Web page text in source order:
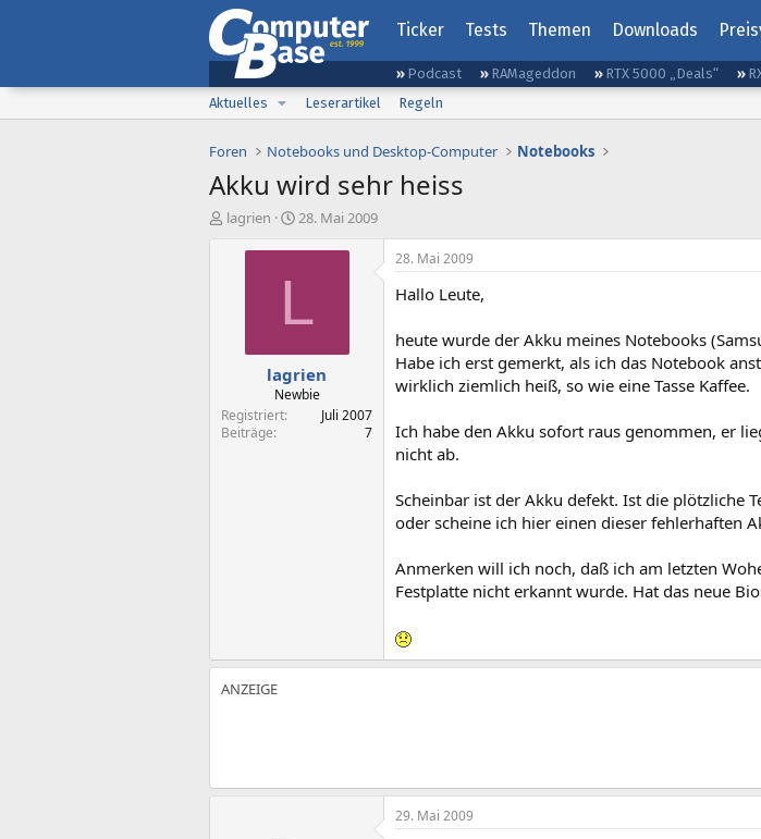
Ticker Tests Themen Downloads
Podcast RAMageddon RTX 5000 „Deals“
Aktuelles
Leserartikel Regeln
Foren Notebooks und Desktop-Computer Notebooks
Akku wird sehr heiss
E
lagrien
E
s
l
t
a
m
28. Mai 2009
L
lagrien
Newbie
Registriert
Juli 2007
Beiträge
7
28. Mai 2009
Hallo Leute,
heute wurde der Akku meines Notebooks
Habe ich erst gemerkt, als ich das Notebook
wirklich ziemlich heiß, so wie eine Tasse Kaffee.
Ich habe den Akku sofort raus genommen, er
nicht ab.
Scheinbar ist der Akku defekt. Ist die plötzliche
oder scheine ich hier einen dieser fehlerhaften
Anmerken will ich noch, daß ich am letzten
Festplatte nicht erkannt wurde. Hat das neue
29. Mai 2009